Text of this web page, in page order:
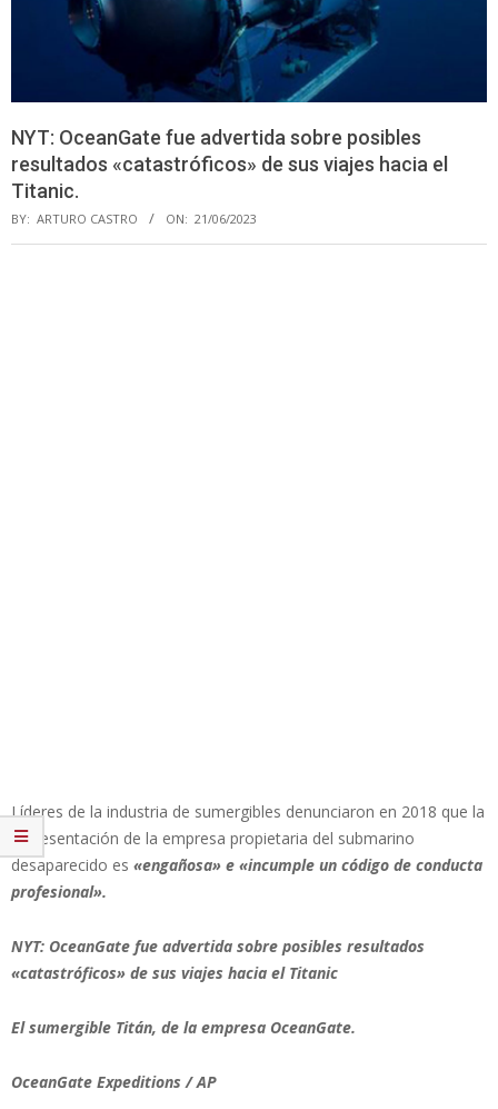
NYT: OceanGate fue advertida sobre posibles
resultados «catastróficos» de sus viajes hacia el
Titanic.
BY: ARTURO CASTRO ON: 21/06/2023
Líderes de la industria de sumergibles denunciaron en 2018 que la
representación de la empresa propietaria del submarino
desaparecido es «engañosa» e «incumple un código de conducta
profesional».
NYT: OceanGate fue advertida sobre posibles resultados
«catastróficos» de sus viajes hacia el Titanic
El sumergible Titán, de la empresa OceanGate.
OceanGate Expeditions / AP